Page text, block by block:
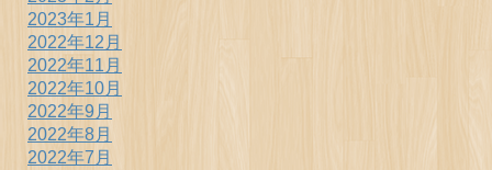
2023年1月
2022年12月
2022年11月
2022年10月
2022年9月
2022年8月
2022年7月